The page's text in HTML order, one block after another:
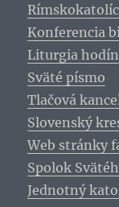
Konferencia
Liturgia hodín
Sväté písmo
Tlačová
Slovenský
Web stránky
Spolok
Jednotný